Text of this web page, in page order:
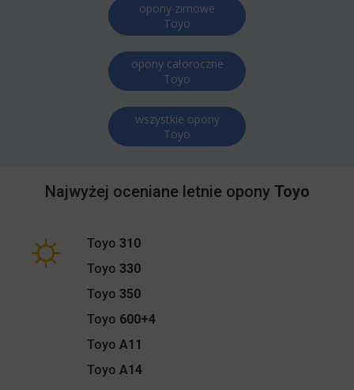
opony zimowe
Toyo
opony całoroczne
Toyo
wszystkie opony
Toyo
Najwyżej oceniane letnie opony Toyo
Toyo 310
Toyo 330
Toyo 350
Toyo 600+4
Toyo A11
Toyo A14